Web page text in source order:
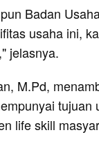
Badan
usaha ini,
jelasnya.
M.Pd,
tujuan
life skill